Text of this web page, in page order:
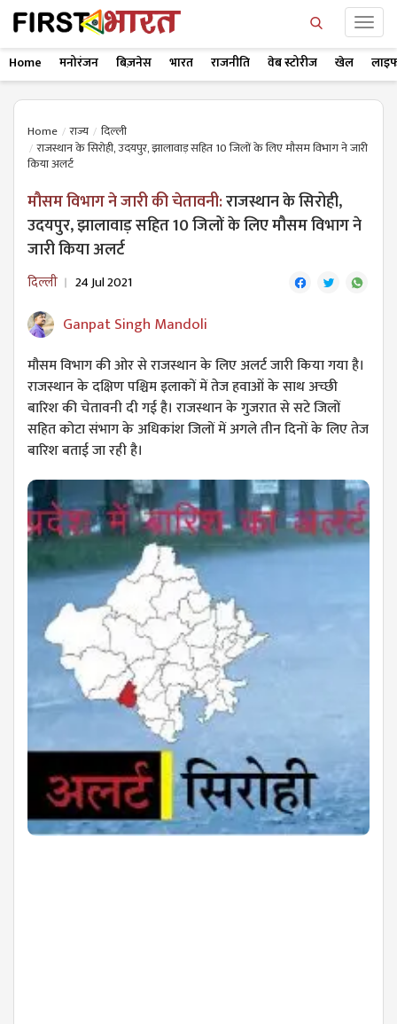
Home मनोरंजन बिज़नेस भारत राजनीति वेब स्टोरीज खेल
Home राज्य
दिल्ली
राजस्थान के सिरोही, उदयपुर, झालावाड़ सहित 10 जिलों के लिए मौसम विभाग ने जारी
किया अलर्ट
मौसम विभाग ने जारी की चेतावनी:राजस्थान के सिरोही,
उदयपुर, झालावाड़ सहित 10 जिलों के लिए मौसम विभाग ने
जारी किया अलर्ट
दिल्ली 24 Jul 2021
Ganpat Singh Mandoli
मौसम विभाग की ओर से राजस्थान के लिए अलर्ट जारी किया गया है।
राजस्थान के दक्षिण पश्चिम इलाकों में तेज हवाओं के साथ अच्छी
बारिश की चेतावनी दी गई है। राजस्थान के गुजरात से सटे जिलों
सहित कोटा संभाग के अधिकांश जिलों में अगले तीन दिनों के लिए तेज
बारिश बताई जा रही है।